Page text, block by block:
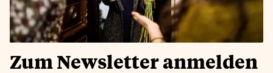
Zum Newsletter anmelden